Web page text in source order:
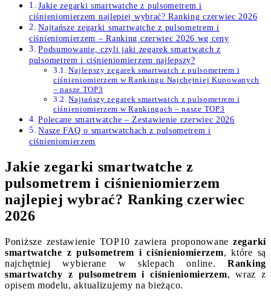
Jakie zegarki smartwatche z pulsometrem i
ciśnieniomierzem najlepiej wybrać? Ranking czerwiec 2026
Najtańsze zegarki smartwatche z pulsometrem i
ciśnieniomierzem – Ranking czerwiec 2026 wg ceny
Podsumowanie, czyli jaki zegarek smartwatch z
pulsometrem i ciśnieniomierzem najlepszy?
Najlepszy zegarek smartwatch z pulsometrem i
ciśnieniomierzem w Rankingu Najchętniej Kupowanych
– nasze TOP3
Najtańszy zegarek smartwatch z pulsometrem i
ciśnieniomierzem w Rankingach – nasze TOP3
Polecane smartwatche – Zestawienie czerwiec 2026
Nasze FAQ o smartwatchach z pulsometrem i
ciśnieniomierzem
Jakie zegarki smartwatche z
pulsometrem i ciśnieniomierzem
najlepiej wybrać? Ranking czerwiec
2026
Poniższe zestawienie TOP10 zawiera proponowanezegarki
smartwatche z pulsometrem i ciśnieniomierzem, które są
najchętniej wybierane w sklepach online.Ranking
smartwatchy z pulsometrem i ciśnieniomierzem, wraz z
opisem modelu, aktualizujemy na bieżąco.